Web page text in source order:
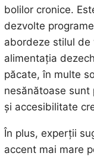
bolilor cronice.
dezvolte
abordeze stilul de
alimentația
păcate, în multe
nesănătoase sunt
și accesibilitate
În plus, experții
accent mai mare